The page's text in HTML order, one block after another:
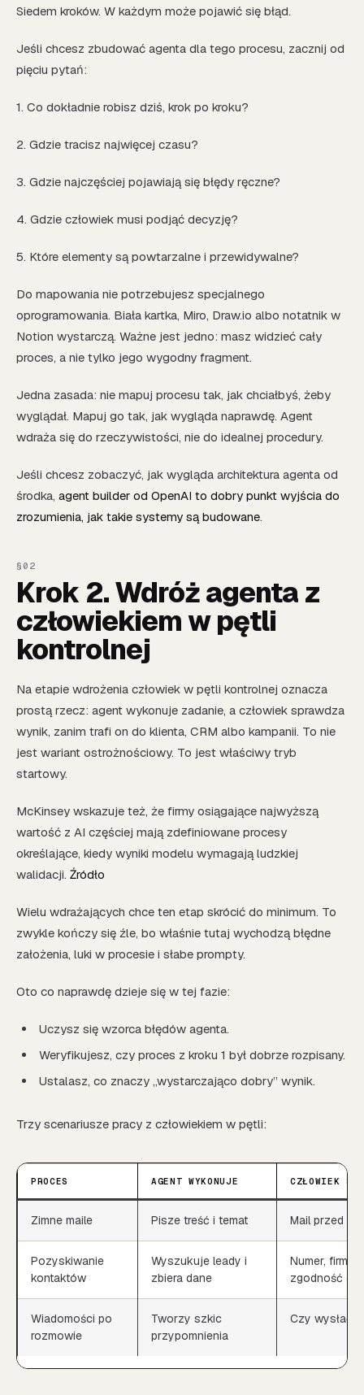
Siedem kroków. W każdym może pojawić się błąd.
Jeśli chcesz zbudować agenta dla tego procesu, zacznij od
pięciu pytań:
1. Co dokładnie robisz dziś, krok po kroku?
2. Gdzie tracisz najwięcej czasu?
3. Gdzie najczęściej pojawiają się błędy ręczne?
4. Gdzie człowiek musi podjąć decyzję?
5. Które elementy są powtarzalne i przewidywalne?
Do mapowania nie potrzebujesz specjalnego
oprogramowania. Biała kartka, Miro, Draw.io albo notatnik w
Notion wystarczą. Ważne jest jedno: masz widzieć cały
proces, a nie tylko jego wygodny fragment.
Jedna zasada: nie mapuj procesu tak, jak chciałbyś, żeby
wyglądał. Mapuj go tak, jak wygląda naprawdę. Agent
wdraża się do rzeczywistości, nie do idealnej procedury.
Jeśli chcesz zobaczyć, jak wygląda architektura agenta od
środka, agent builder od OpenAI to dobry punkt wyjścia do
zrozumienia, jak takie systemy są budowane.
Krok 2. Wdróż agenta z
człowiekiem w pętli
kontrolnej
Na etapie wdrożenia człowiek w pętli kontrolnej oznacza
prostą rzecz: agent wykonuje zadanie, a człowiek sprawdza
wynik, zanim trafi on do klienta, CRM albo kampanii. To nie
jest wariant ostrożnościowy. To jest właściwy tryb
startowy.
McKinsey wskazuje też, że firmy osiągające najwyższą
wartość z AI częściej mają zdefiniowane procesy
określające, kiedy wyniki modelu wymagają ludzkiej
walidacji. Źródło
Wielu wdrażających chce ten etap skrócić do minimum. To
zwykle kończy się źle, bo właśnie tutaj wychodzą błędne
założenia, luki w procesie i słabe prompty.
Oto co naprawdę dzieje się w tej fazie:
Uczysz się wzorca błędów agenta.
Weryfikujesz, czy proces z kroku 1 był dobrze rozpisany.
Ustalasz, co znaczy „wystarczająco dobry” wynik.
Trzy scenariusze pracy z człowiekiem w pętli:
PROCES AGENT WYKONUJE CZŁOWIEK
Zimne maile Pisze treść i temat Mail przed
Pozyskiwanie
kontaktów
Wyszukuje leady i
zbiera dane
Numer, firma,
zgodność
Wiadomości po
rozmowie
Tworzy szkic
przypomnienia
Czy wysłać i